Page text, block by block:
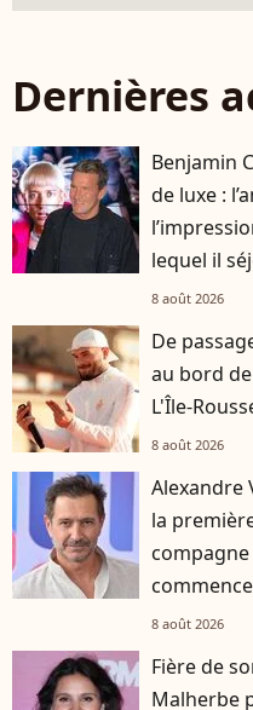
Dernières
Benjamin
de luxe :
lequel il
8 août 2026
De
au bord
L'Île-
8 août 2026
Alexandre
la
8 août 2026
Fière de
Malherbe